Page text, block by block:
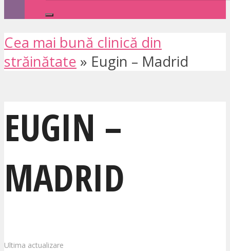
Cea mai bună clinică din
străinătate » Eugin – Madrid
EUGIN –
MADRID
Ultima actualizare